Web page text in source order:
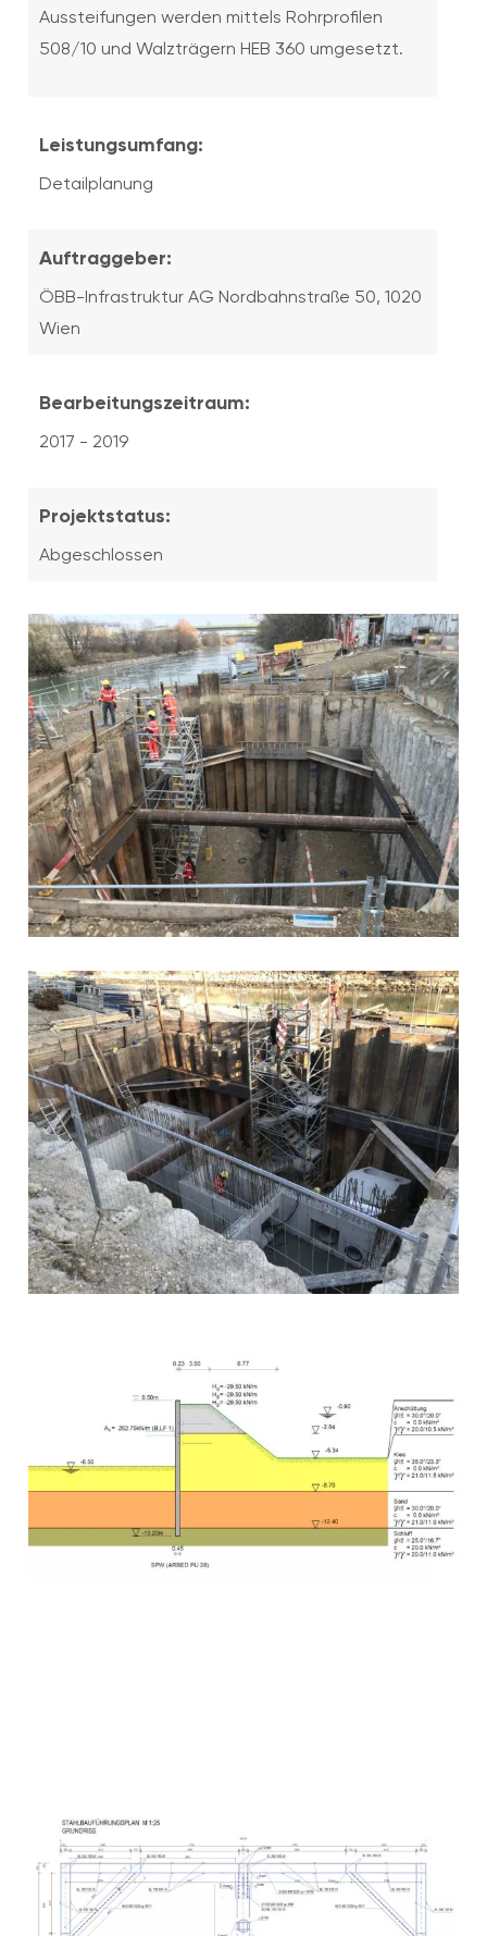
Aussteifungen werden mittels Rohrprofilen
508/10 und Walzträgern HEB 360 umgesetzt.
Leistungsumfang:
Detailplanung
Auftraggeber:
ÖBB-Infrastruktur AG Nordbahnstraße 50, 1020
Wien
Bearbeitungszeitraum:
2017 - 2019
Projektstatus:
Abgeschlossen